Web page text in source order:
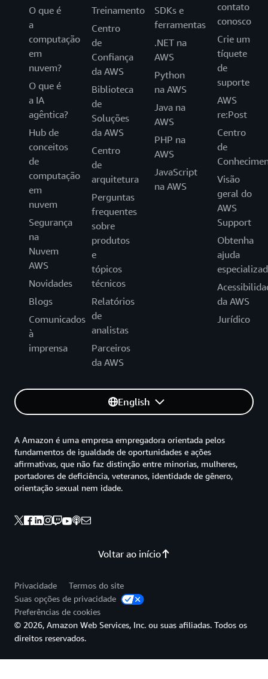
O que é
a
computação
em
nuvem?
O que é
a IA
agêntica?
Hub de
conceitos
de
computação
em
nuvem
Segurança
na
Nuvem
AWS
Novidades
Blogs
Comunicados
à
imprensa
Treinamento
Centro
de
Confiança
da AWS
Biblioteca
de
Soluções
da AWS
Centro
de
arquitetura
Perguntas
frequentes
sobre
produtos
e
tópicos
técnicos
Relatórios
de
analistas
Parceiros
da AWS
SDKs e
ferramentas
.NET na
AWS
Python
na AWS
Java na
AWS
PHP na
AWS
JavaScript
na AWS
contato
conosco
Crie um
tíquete
de
suporte
AWS
re:Post
Centro
de
Visão
geral do
AWS
Support
Obtenha
ajuda
da AWS
Jurídico
English
Voltar ao início
A Amazon é uma empresa empregadora orientada pelos
fundamentos de igualdade de oportunidades e ações
afirmativas, que não faz distinção entre minorias, mulheres,
portadores de deficiência, veteranos, identidade de gênero,
orientação sexual nem idade.
Privacidade
Termos do site
Suas opções de privacidade
Preferências de cookies
© 2026, Amazon Web Services, Inc. ou suas afiliadas. Todos os
direitos reservados.